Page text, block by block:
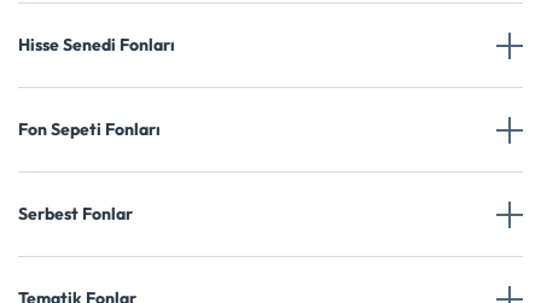
Hisse Senedi Fonları
Fon Sepeti Fonları
Serbest Fonlar
Tematik Fonlar